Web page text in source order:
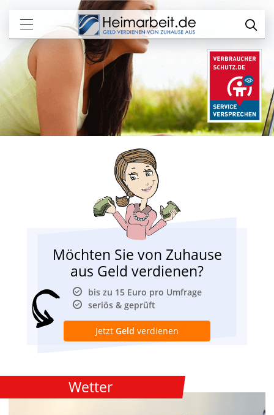
Möchten Sie von Zuhause
aus Geld verdienen?
bis zu 15 Euro pro Umfrage
seriös & geprüft
Jetzt Geld verdienen
Wetter